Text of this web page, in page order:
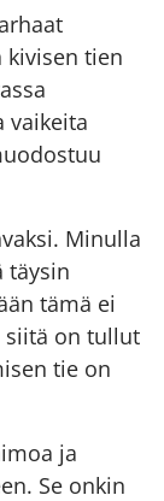
tien
vaikeita
Minulla
täysin
tämä ei
siitä on tullut
tie on
ja
Se onkin